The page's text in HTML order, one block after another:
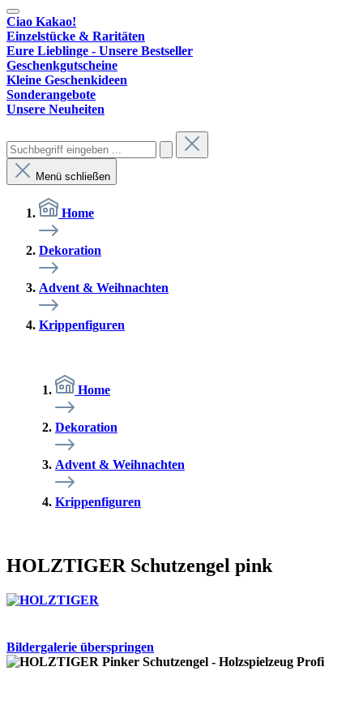
Ciao Kakao!
Einzelstücke & Raritäten
Eure Lieblinge - Unsere Bestseller
Geschenkgutscheine
Kleine Geschenkideen
Sonderangebote
Unsere Neuheiten
Menü schließen
Home
Dekoration
Advent & Weihnachten
Krippenfiguren
Home
Dekoration
Advent & Weihnachten
Krippenfiguren
HOLZTIGER Schutzengel pink
Bildergalerie überspringen